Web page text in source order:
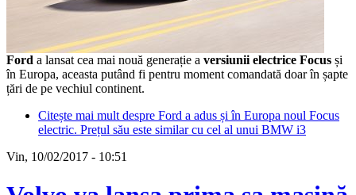
Ford a lansat cea mai nouă generație a versiunii electrice Focus și
în Europa, aceasta putând fi pentru moment comandată doar în șapte
țări de pe vechiul continent.
Citește mai mult despre Ford a adus și în Europa noul Focus
electric. Prețul său este similar cu cel al unui BMW i3
Vin, 10/02/2017 - 10:51